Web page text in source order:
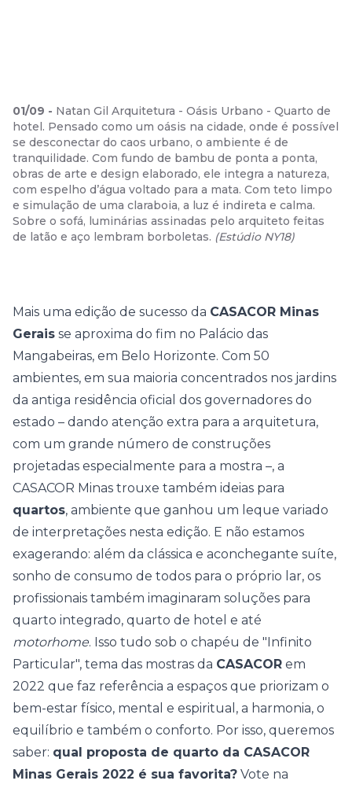
01/09 - Natan Gil Arquitetura - Oásis Urbano - Quarto de
hotel. Pensado como um oásis na cidade, onde é possível
se desconectar do caos urbano, o ambiente é de
tranquilidade. Com fundo de bambu de ponta a ponta,
obras de arte e design elaborado, ele integra a natureza,
com espelho d’água voltado para a mata. Com teto limpo
e simulação de uma claraboia, a luz é indireta e calma.
Sobre o sofá, luminárias assinadas pelo arquiteto feitas
de latão e aço lembram borboletas. (Estúdio NY18)
Mais uma edição de sucesso da CASACOR Minas
Gerais se aproxima do fim no Palácio das
Mangabeiras, em Belo Horizonte. Com 50
ambientes, em sua maioria concentrados nos jardins
da antiga residência oficial dos governadores do
estado – dando atenção extra para a arquitetura,
com um grande número de construções
projetadas especialmente para a mostra –, a
CASACOR Minas trouxe também ideias para
quartos, ambiente que ganhou um leque variado
de interpretações nesta edição. E não estamos
exagerando: além da clássica e aconchegante suíte,
sonho de consumo de todos para o próprio lar, os
profissionais também imaginaram soluções para
quarto integrado, quarto de hotel e até
motorhome. Isso tudo sob o chapéu de "Infinito
Particular", tema das mostras da CASACOR em
2022 que faz referência a espaços que priorizam o
bem-estar físico, mental e espiritual, a harmonia, o
equilíbrio e também o conforto. Por isso, queremos
saber: qual proposta de quarto da CASACOR
Minas Gerais 2022 é sua favorita? Vote na